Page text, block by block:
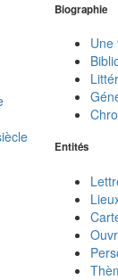
Biographie
Une
Entités